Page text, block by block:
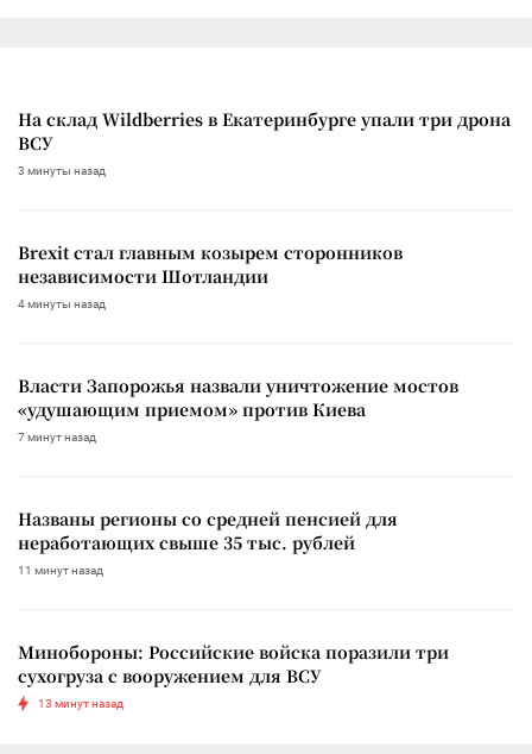
На склад Wildberries в Екатеринбурге упали три дрона
ВСУ
3 минуты назад
Brexit стал главным козырем сторонников
независимости Шотландии
4 минуты назад
Власти Запорожья назвали уничтожение мостов
«удушающим приемом» против Киева
7 минут назад
Названы регионы со средней пенсией для
неработающих свыше 35 тыс. рублей
11 минут назад
Минобороны: Российские войска поразили три
сухогруза с вооружением для ВСУ
13 минут назад